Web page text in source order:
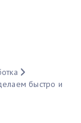
быстро и